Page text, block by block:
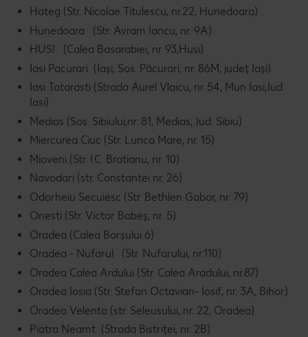
Hateg (Str. Nicolae Titulescu, nr.22, Hunedoara)
Hunedoara (Str. Avram Iancu, nr. 9A)
HUSI (Calea Basarabiei, nr 93,Husi)
Iasi Pacurari (Iași, Sos. Păcurari, nr. 86M, județ Iași)
Iasi Tatarasti (Strada Aurel Vlaicu, nr 54, Mun Iasi,Jud
Iasi)
Medias (Sos. Sibiului,nr. 81, Medias, Jud. Sibiu)
Miercurea Ciuc (Str. Lunca Mare, nr. 15)
Mioveni (Str. I.C. Bratianu, nr. 10)
Navodari (str. Constantei nr. 26)
Odorheiu Secuiesc (Str. Bethlen Gabor, nr. 79)
Onesti (Str. Victor Babeș, nr. 5)
Oradea (Calea Borşului 6)
Oradea - Nufarul (Str. Nufarului, nr.110)
Oradea Calea Ardului (Str. Calea Aradului, nr.87)
Oradea Iosia (Str. Stefan Octavian- Iosif, nr. 3A, Bihor)
Oradea Velenta (str. Seleusului, nr. 22, Oradea)
Piatra Neamt (Strada Bistriței, nr. 2B)